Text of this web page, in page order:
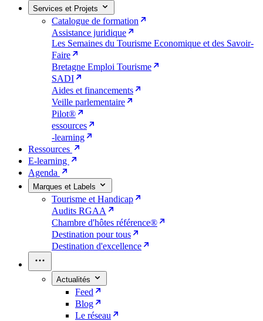
Services et Projets
Catalogue de formation
Assistance juridique
Les Semaines du Tourisme Economique et des Savoir-
Faire
Bretagne Emploi Tourisme
SADI
Aides et financements
Veille parlementaire
Pilot®
essources
-learning
Ressources
E-learning
Agenda
Marques et Labels
Tourisme et Handicap
Audits RGAA
Chambre d'hôtes référence®
Destination pour tous
Destination d'excellence
Actualités
Feed
Blog
Le réseau